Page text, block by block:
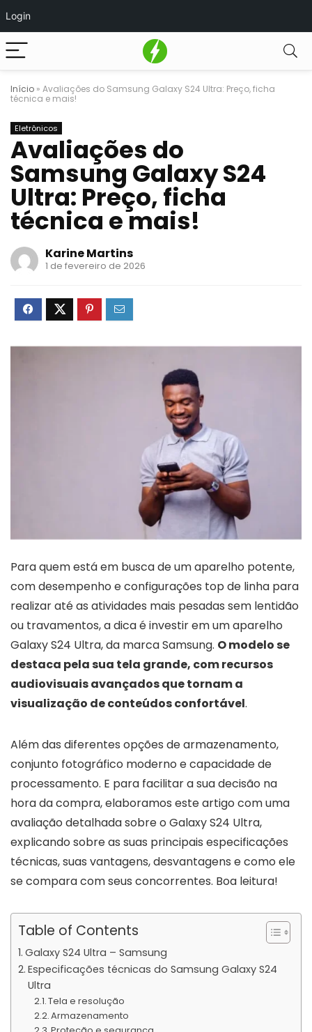
Login
Início » Avaliações do Samsung Galaxy S24 Ultra: Preço, ficha
técnica e mais!
Eletrônicos
Avaliações do
Samsung Galaxy S24
Ultra: Preço, ficha
técnica e mais!
Karine Martins
1 de fevereiro de 2026
Para quem está em busca de um aparelho potente,
com desempenho e configurações top de linha para
realizar até as atividades mais pesadas sem lentidão
ou travamentos, a dica é investir em um aparelho
Galaxy S24 Ultra, da marca Samsung. O modelo se
destaca pela sua tela grande, com recursos
audiovisuais avançados que tornam a
visualização de conteúdos confortável.
Além das diferentes opções de armazenamento,
conjunto fotográfico moderno e capacidade de
processamento. E para facilitar a sua decisão na
hora da compra, elaboramos este artigo com uma
avaliação detalhada sobre o Galaxy S24 Ultra,
explicando sobre as suas principais especificações
técnicas, suas vantagens, desvantagens e como ele
se compara com seus concorrentes. Boa leitura!
Table of Contents
Galaxy S24 Ultra – Samsung
Especificações técnicas do Samsung Galaxy S24
Ultra
Tela e resolução
Armazenamento